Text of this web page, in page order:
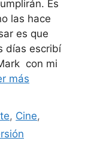
Es
las hace
es que
días escribí
con mi
más
, Cine,